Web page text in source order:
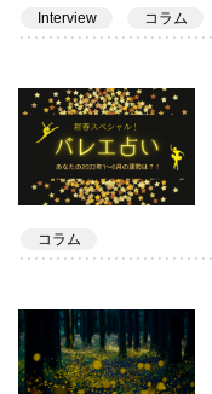
Interview コラム
コラム